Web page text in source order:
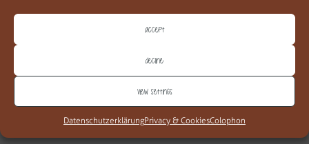
Accept
Decline
View settings
DatenschutzerklärungPrivacy & CookiesColophon